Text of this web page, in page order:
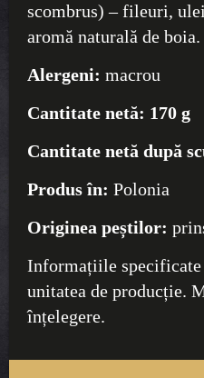
scombrus) – fileuri,
aromă naturală de boia.
Alergeni: macrou
Cantitate netă: 170 g
Cantitate netă după
Produs în: Polonia
Originea peștilor:
Informațiile
unitatea de producție.
înțelegere.